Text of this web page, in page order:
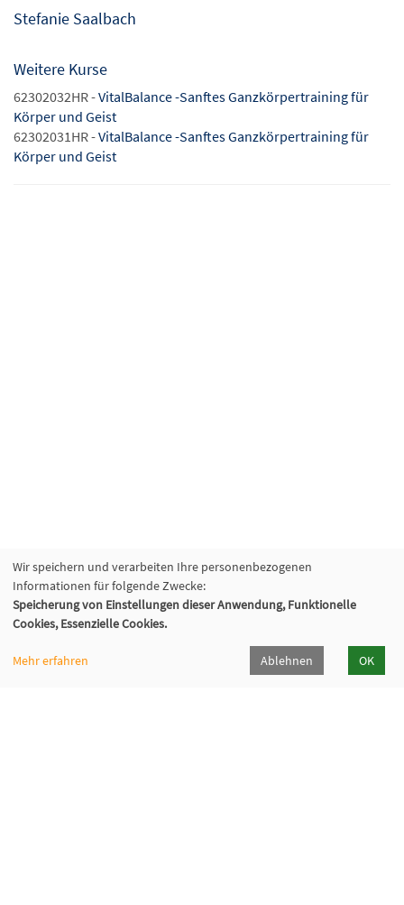
Stefanie Saalbach
Weitere Kurse
62302032HR -VitalBalance -Sanftes Ganzkörpertraining für
Körper und Geist
62302031HR -VitalBalance -Sanftes Ganzkörpertraining für
Körper und Geist
Wir speichern und verarbeiten Ihre personenbezogenen
Informationen für folgende Zwecke:
Speicherung von Einstellungen dieser Anwendung, Funktionelle
Cookies, Essenzielle Cookies.
Mehr erfahren Ablehnen OK